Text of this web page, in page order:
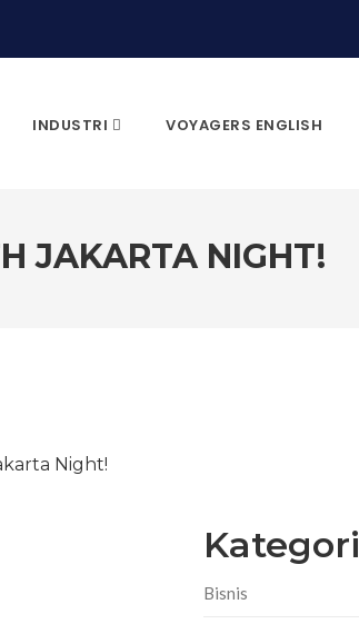
INDUSTRI VOYAGERS ENGLISH
JAKARTA NIGHT!
Kategori
Bisnis